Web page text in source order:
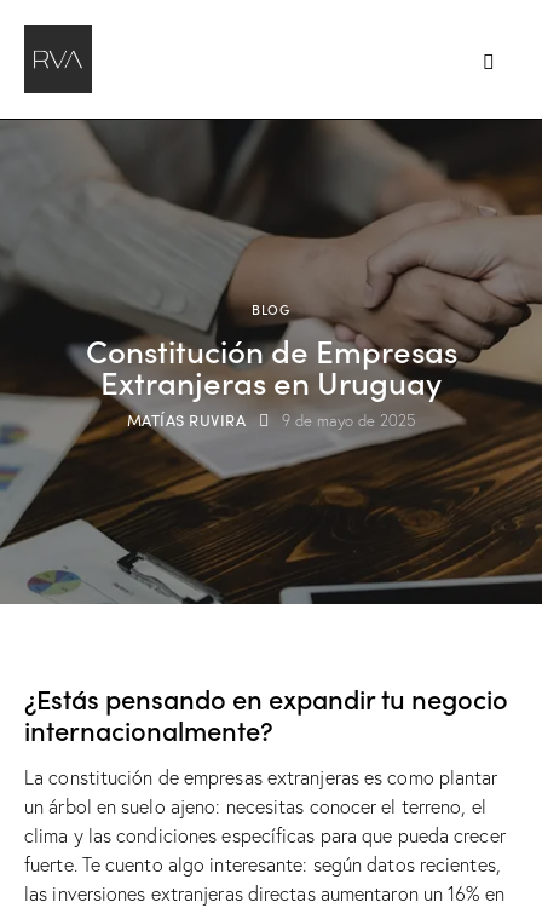
BLOG
Constitución de Empresas
Extranjeras en Uruguay
MATÍAS RUVIRA 9 de mayo de 2025
¿Estás pensando en expandir tu negocio
internacionalmente?
La constitución de empresas extranjeras es como plantar
un árbol en suelo ajeno: necesitas conocer el terreno, el
clima y las condiciones específicas para que pueda crecer
fuerte. Te cuento algo interesante: según datos recientes,
las inversiones extranjeras directas aumentaron un 16% en